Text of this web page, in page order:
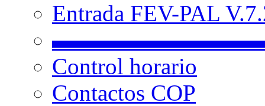
Entrada FEV-PAL
Control horario
Contactos COP